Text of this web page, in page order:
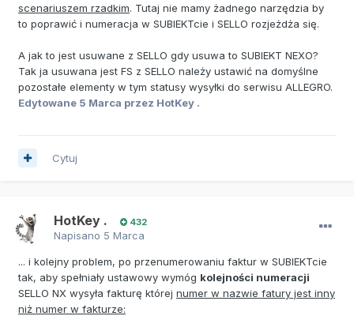
scenariuszem rzadkim. Tutaj nie mamy żadnego narzędzia by
to poprawić i numeracja w SUBIEKTcie i SELLO rozjeżdża się.
A jak to jest usuwane z SELLO gdy usuwa to SUBIEKT NEXO?
Tak ja usuwana jest FS z SELLO należy ustawić na domyślne
pozostałe elementy w tym statusy wysyłki do serwisu ALLEGRO.
Edytowane 5 Marca przez HotKey .
Cytuj
HotKey . 432
Napisano 5 Marca
... i kolejny problem, po przenumerowaniu faktur w SUBIEKTcie
tak, aby spełniały ustawowy wymóg kolejności numeracji
SELLO NX wysyła fakturę której numer w nazwie fatury jest inny
niż numer w fakturze: